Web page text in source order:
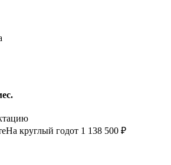
На круглый годот 1 138 500 ₽